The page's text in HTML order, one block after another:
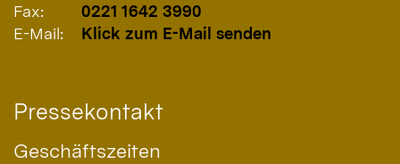
Fax:
0221 1642 3990
E-Mail:
Klick zum E-Mail senden
Pressekontakt
Geschäftszeiten